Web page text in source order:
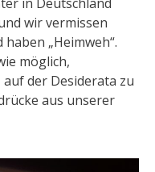
wir vermissen
„Heimweh“.
möglich,
der Desiderata zu
aus unserer